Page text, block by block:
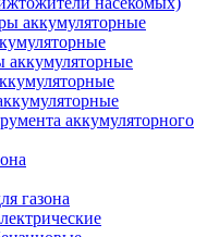
аккумуляторные
аккумуляторные
аккумуляторного
газона